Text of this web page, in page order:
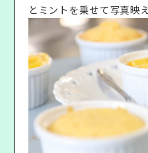
とミントを乗せて写真映